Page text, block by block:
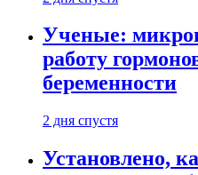
Ученые:
работу
беременности
2 дня спустя
Установлено,